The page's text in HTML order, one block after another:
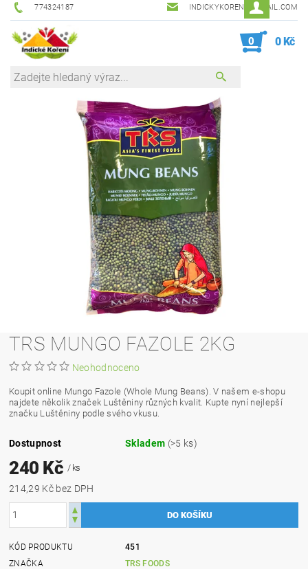
774324187 INDICKYKORENI@GMAIL.COM
0 0 Kč
TRS MUNGO FAZOLE 2KG
Neohodnoceno
Koupit online Mungo Fazole (Whole Mung Beans). V našem e-shopu
najdete několik značek Luštěniny různých kvalit. Kupte nyní nejlepší
značku Luštěniny podle svého vkusu.
Dostupnost Skladem (>5 ks)
240 Kč / ks
214,29 Kč bez DPH
KÓD PRODUKTU
451
ZNAČKA
TRS FOODS